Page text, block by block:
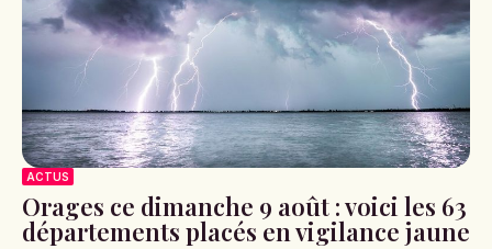
ACTUS
Orages ce dimanche 9 août : voici les 63
départements placés en vigilance jaune